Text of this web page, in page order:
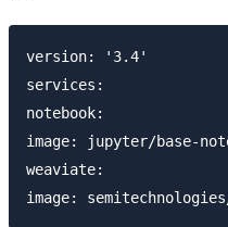
version: '3.4'
services:
notebook:
image: jupyter/base-
weaviate: